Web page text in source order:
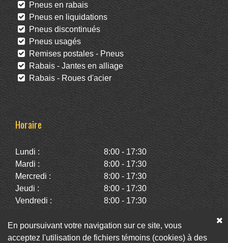
Pneus en rabais
Pneus en liquidations
Pneus discontinués
Pneus usagés
Remises postales - Pneus
Rabais - Jantes en alliage
Rabais - Roues d'acier
Horaire
Lundi :
8:00 - 17:30
Mardi :
8:00 - 17:30
Mercredi :
8:00 - 17:30
Jeudi :
8:00 - 17:30
Vendredi :
8:00 - 17:30
Dimanche :
Fermé
En poursuivant votre navigation sur ce site, vous
acceptez l'utilisation de fichiers témoins (cookies) à des